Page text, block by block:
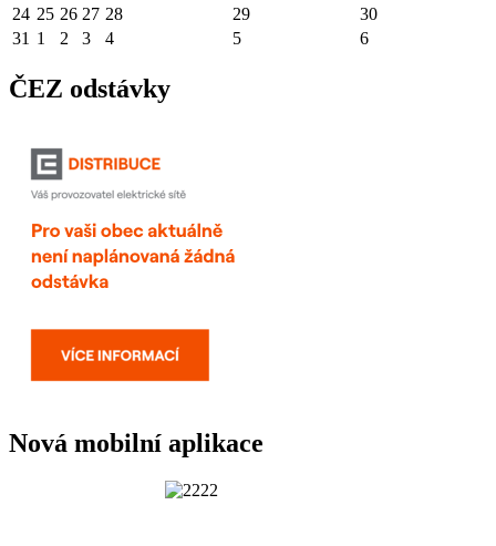
24 25 26 27 28 29
30
31 1 2 3 4 5 6
ČEZ odstávky
Nová mobilní aplikace